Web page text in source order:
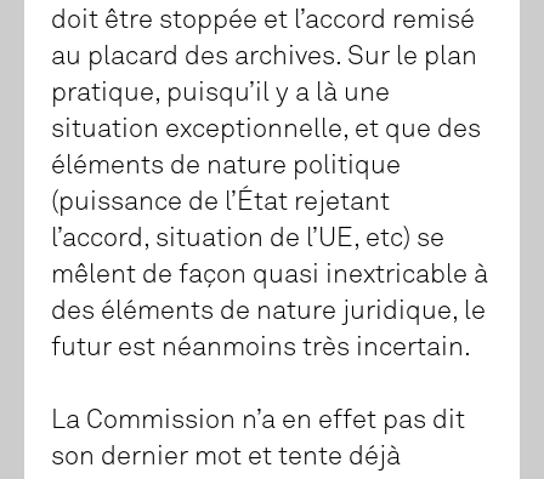
doit être stoppée et l’accord remisé
au placard des archives. Sur le plan
pratique, puisqu’il y a là une
situation exceptionnelle, et que des
éléments de nature politique
(puissance de l’État rejetant
l’accord, situation de l’UE, etc) se
mêlent de façon quasi inextricable à
des éléments de nature juridique, le
futur est néanmoins très incertain.
La Commission n’a en effet pas dit
son dernier mot et tente déjà